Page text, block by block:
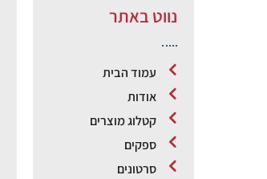
נווט באתר
עמוד הבית
אודות
קטלוג מוצרים
ספקים
סרטונים